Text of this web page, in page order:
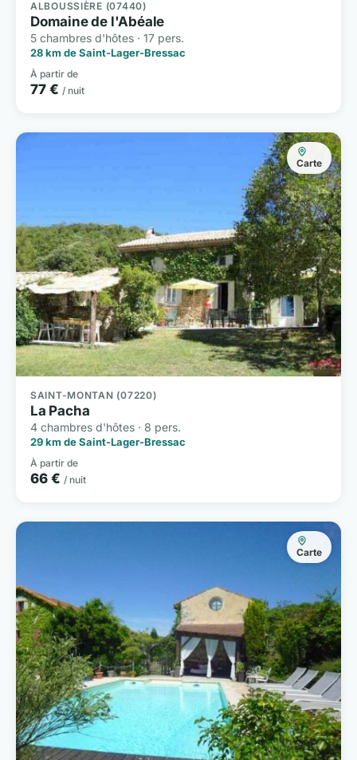
ALBOUSSIÈRE (07440)
Domaine de l'Abéale
5 chambres d'hôtes · 17 pers.
28 km de Saint-Lager-Bressac
À partir de
77 € / nuit
Carte
SAINT-MONTAN (07220)
La Pacha
4 chambres d'hôtes · 8 pers.
29 km de Saint-Lager-Bressac
À partir de
66 € / nuit
Carte